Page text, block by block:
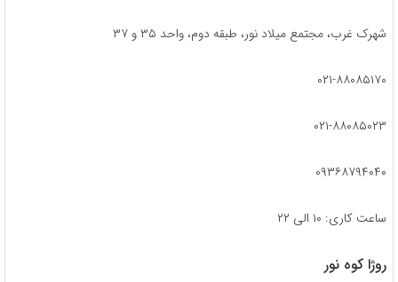
شهرک غرب، مجتمع میلاد نور، طبقه دوم، واحد ۳۵ و ۳۷
۰۲۱-۸۸۰۸۵۱۷۰
۰۲۱-۸۸۰۸۵۰۲۳
۰۹۳۶۸۷۹۴۰۴۰
ساعت کاری: ۱۰ الی ۲۲
روژا کوه نور